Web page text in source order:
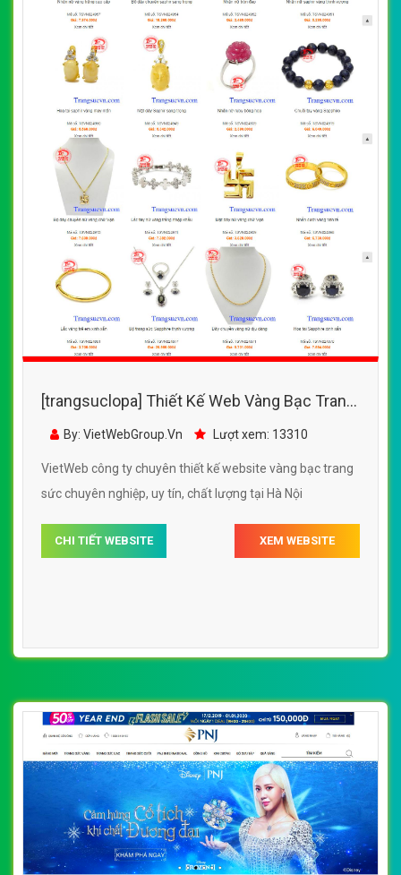
[trangsuclopa] Thiết Kế Web Vàng Bạc Trang
Sức Đỉnh Phong đẹp SEO nhanh hiệu quả
By: VietWebGroup.Vn Lượt xem: 13310
VietWeb công ty chuyên thiết kế website vàng bạc trang
sức chuyên nghiệp, uy tín, chất lượng tại Hà Nội
CHI TIẾT WEBSITE XEM WEBSITE